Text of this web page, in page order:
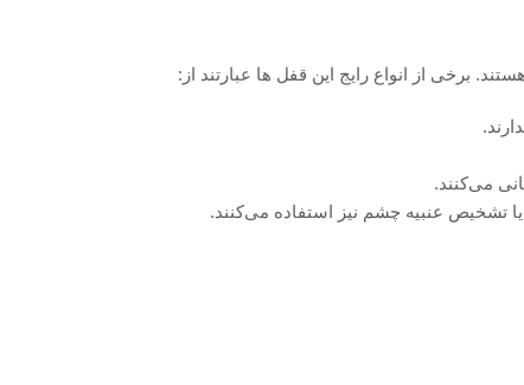
برخی از انواع رایج این قفل ‌ها عبارتند از:
می‌کنند.
یا تشخیص عنبیه چشم نیز استفاده می‌کنند.